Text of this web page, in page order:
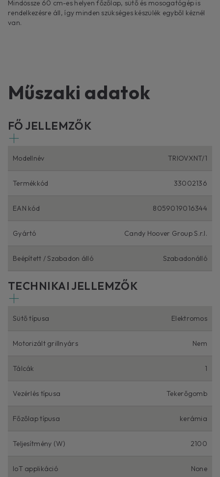
Mindössze 60 cm-es helyen főzőlap, sütő és mosogatógép is
rendelkezésre áll, így minden szükséges készülék egyből kéznél
van.
Műszaki adatok
FŐ JELLEMZŐK
Modellnév TRIOVXNT/1
Termékkód 33002136
EAN kód 8059019016344
Gyártó Candy Hoover Group S.r.l.
Beépített / Szabadon álló Szabadonálló
TECHNIKAI JELLEMZŐK
Sütő típusa Elektromos
Motorizált grillnyárs Nem
Tálcák 1
Vezérlés típusa Tekerőgomb
Főzőlap típusa kerámia
Teljesítmény (W) 2100
IoT applikáció None